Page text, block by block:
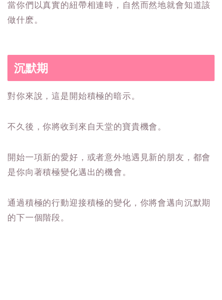
當你們以真實的紐帶相連時，自然而然地就會知道該
做什麽。
沉默期
對你來說，這是開始積極的暗示。
不久後，你將收到來自天堂的寶貴機會。
開始一項新的愛好，或者意外地遇見新的朋友，都會
是你向著積極變化邁出的機會。
通過積極的行動迎接積極的變化，你將會邁向沉默期
的下一個階段。